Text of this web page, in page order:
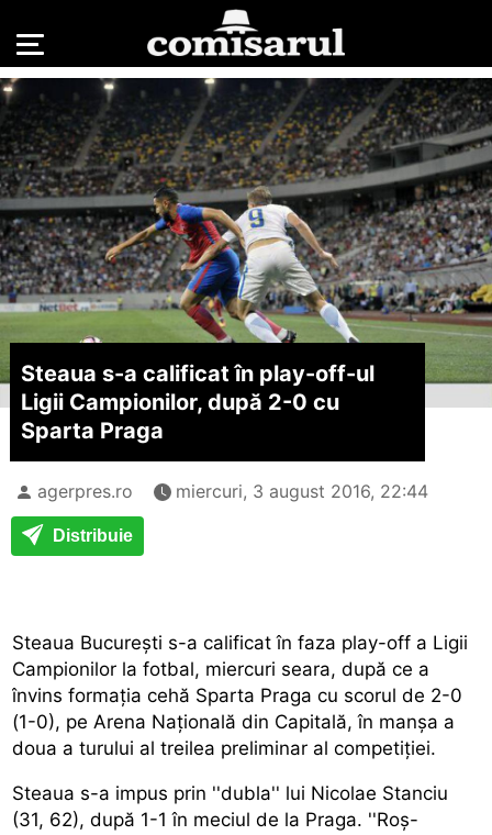
Steaua s-a calificat în play-off-ul
Ligii Campionilor, după 2-0 cu
Sparta Praga
agerpres.ro miercuri, 3 august 2016, 22:44
Distribuie
Steaua București s-a calificat în faza play-off a Ligii
Campionilor la fotbal, miercuri seara, după ce a
învins formația cehă Sparta Praga cu scorul de 2-0
(1-0), pe Arena Națională din Capitală, în manșa a
doua a turului al treilea preliminar al competiției.
Steaua s-a impus prin ''dubla'' lui Nicolae Stanciu
(31, 62), după 1-1 în meciul de la Praga. ''Roș-